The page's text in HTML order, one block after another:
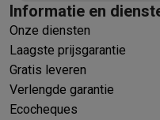
Informatie en
Onze diensten
Laagste prijsgarantie
Gratis leveren
Verlengde garantie
Ecocheques